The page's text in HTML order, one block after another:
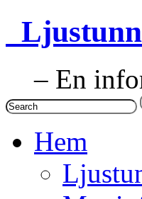
– En
Hem